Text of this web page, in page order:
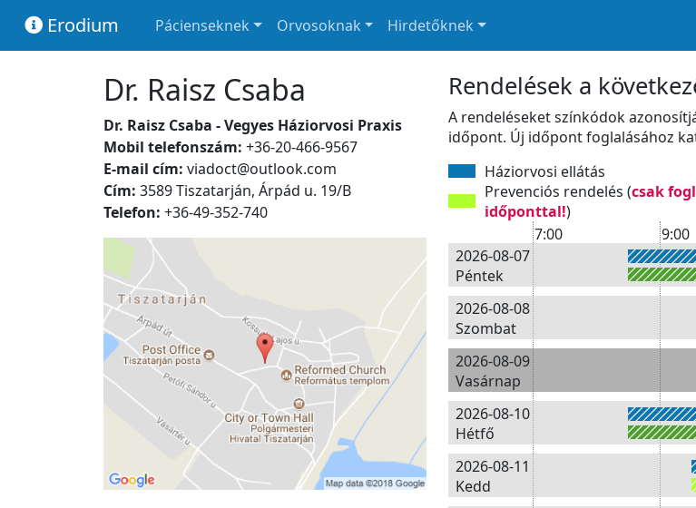
Erodium Pácienseknek Orvosoknak Hirdetőknek
Dr. Raisz Csaba
Dr. Raisz Csaba - Vegyes Háziorvosi Praxis
Mobil telefonszám: +36-20-466-9567
E-mail cím: viadoct@outlook.com
Cím: 3589 Tiszatarján, Árpád u. 19/B
Telefon: +36-49-352-740
Rendelések a
A rendeléseket színkódok
időpont. Új időpont foglalásához
Háziorvosi ellátás
Prevenciós rendelés (csak
időponttal!)
7:00
9:00
2026-08-07
Péntek
2026-08-08
Szombat
2026-08-09
Vasárnap
2026-08-10
Hétfő
2026-08-11
Kedd